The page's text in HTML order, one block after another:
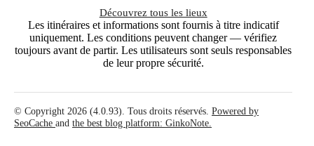
Découvrez tous les lieux
Les itinéraires et informations sont fournis à titre indicatif
uniquement. Les conditions peuvent changer — vérifiez
toujours avant de partir. Les utilisateurs sont seuls responsables
de leur propre sécurité.
© Copyright 2026 (4.0.93). Tous droits réservés. Powered by
SeoCache and the best blog platform: GinkoNote.